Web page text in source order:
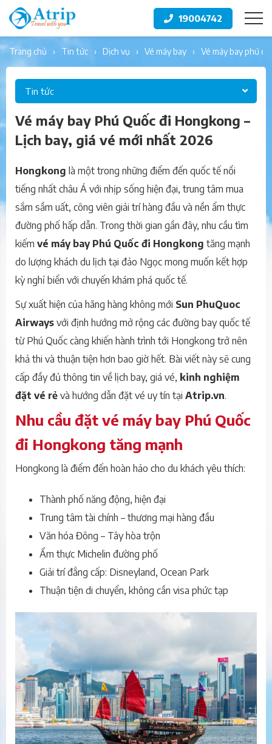
19004742
trang chủ tin tức dịch vụ vé máy bay vé máy bay phú
Tin tức
Vé máy bay Phú Quốc đi Hongkong –
Lịch bay, giá vé mới nhất 2026
Hongkong là một trong những điểm đến quốc tế nổi
tiếng nhất châu Á với nhịp sống hiện đại, trung tâm mua
sắm sầm uất, công viên giải trí hàng đầu và nền ẩm thực
đường phố hấp dẫn. Trong thời gian gần đây, nhu cầu tìm
kiếm vé máy bay Phú Quốc đi Hongkong tăng mạnh
do lượng khách du lịch tại đảo Ngọc mong muốn kết hợp
kỳ nghỉ biển với chuyến khám phá quốc tế.
Sự xuất hiện của hãng hàng không mới Sun PhuQuoc
Airways với định hướng mở rộng các đường bay quốc tế
từ Phú Quốc càng khiến hành trình tới Hongkong trở nên
khả thi và thuận tiện hơn bao giờ hết. Bài viết này sẽ cung
cấp đầy đủ thông tin về lịch bay, giá vé, kinh nghiệm
đặt vé rẻ và hướng dẫn đặt vé uy tín tại Atrip.vn.
Nhu cầu đặt vé máy bay Phú Quốc
đi Hongkong tăng mạnh
Hongkong là điểm đến hoàn hảo cho du khách yêu thích:
Thành phố năng động, hiện đại
Trung tâm tài chính – thương mại hàng đầu
Văn hóa Đông – Tây hòa trộn
Ẩm thực Michelin đường phố
Giải trí đẳng cấp: Disneyland, Ocean Park
Thuận tiện di chuyển, không cần visa phức tạp